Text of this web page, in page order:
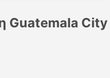
Guatemala City